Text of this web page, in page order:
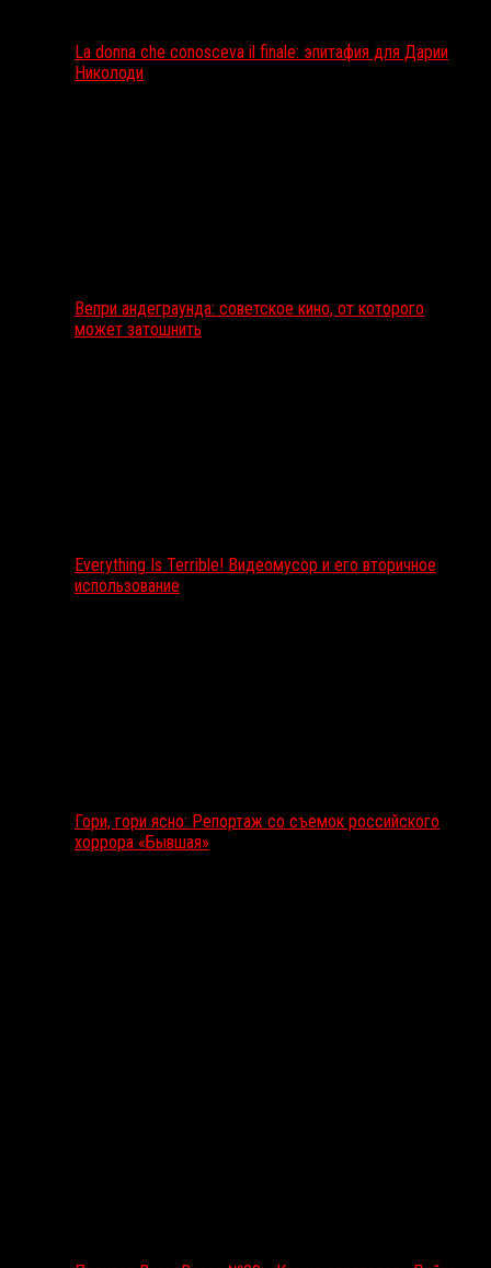
La donna che conosceva il finale: эпитафия для Дарии
Николоди
Вепри андеграунда: советское кино, от которого
может затошнить
Everything Is Terrible! Видеомусор и его вторичное
использование
Гори, гори ясно: Репортаж со съемок российского
хоррора «Бывшая»